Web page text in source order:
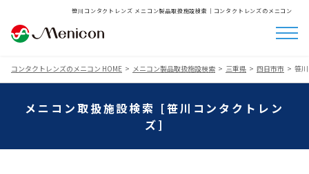
笹川コンタクトレンズ メニコン製品取扱施設検索│コンタクトレンズのメニコン
コンタクトレンズのメニコン HOME メニコン製品取扱施設検索 三重県 四日市市 笹
メニコン取扱施設検索 [笹川コンタクトレン
ズ]